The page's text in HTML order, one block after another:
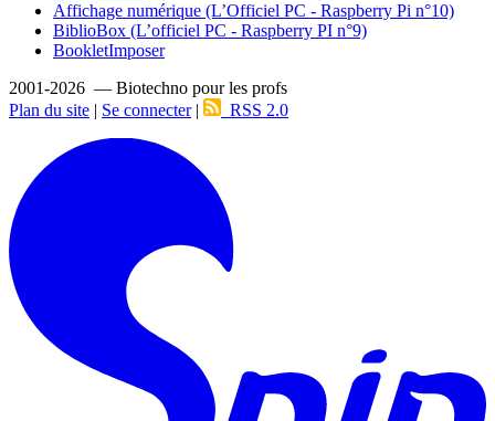
Affichage numérique (L’Officiel PC - Raspberry Pi n°10)
BiblioBox (L’officiel PC - Raspberry PI n°9)
BookletImposer
2001-2026 — Biotechno pour les profs
Plan du site | Se connecter| RSS 2.0